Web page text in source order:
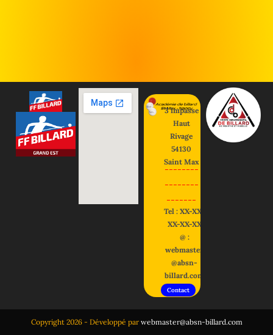
3 impasse
Haut
Rivage
54130
Saint Max
--------
--------
-------
Tel : XX-XX-
XX-XX-XX
@ :
webmaster
@absn-
billard.com
Contact
Copyright 2026 - Développé par webmaster@absn-billard.com